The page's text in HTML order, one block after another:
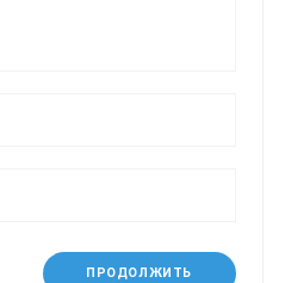
ПРОДОЛЖИТЬ